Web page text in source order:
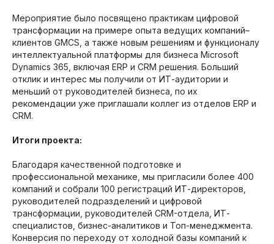
Мероприятие было посвящено практикам цифровой
трансформации на примере опыта ведущих компаний–
клиентов GMCS, а также новым решениям и функционалу
интеллектуальной платформы для бизнеса Microsoft
Dynamics 365, включая ERP и CRM решения. Больший
отклик и интерес мы получили от ИТ-аудитории и
меньший от руководителей бизнеса, по их
рекомендации уже приглашали коллег из отделов ERP и
CRM.
Итоги проекта:
Благодаря качественной подготовке и
профессиональной механике, мы пригласили более 400
компаний и собрали 100 регистраций ИТ-директоров,
руководителей подразделений и цифровой
трансформации, руководителей CRM-отдела, ИТ-
специалистов, бизнес-аналитиков и Топ-менеджмента.
Конверсия по переходу от холодной базы компаний к